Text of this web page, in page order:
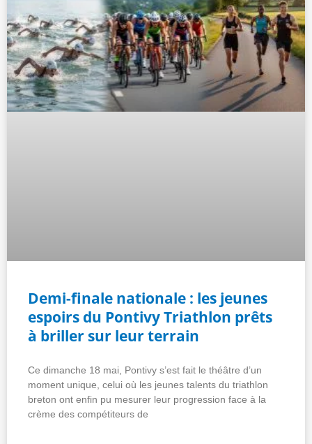
Demi-finale nationale : les jeunes
espoirs du Pontivy Triathlon prêts
à briller sur leur terrain
Ce dimanche 18 mai, Pontivy s’est fait le théâtre d’un
moment unique, celui où les jeunes talents du triathlon
breton ont enfin pu mesurer leur progression face à la
crème des compétiteurs de